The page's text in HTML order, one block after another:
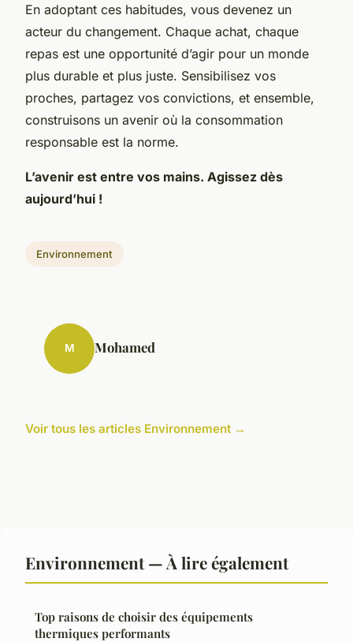
En adoptant ces habitudes, vous devenez un
acteur du changement. Chaque achat, chaque
repas est une opportunité d’agir pour un monde
plus durable et plus juste. Sensibilisez vos
proches, partagez vos convictions, et ensemble,
construisons un avenir où la consommation
responsable est la norme.
L’avenir est entre vos mains. Agissez dès
aujourd’hui !
Environnement
M Mohamed
Voir tous les articles Environnement →
Environnement — À lire également
Top raisons de choisir des équipements
thermiques performants